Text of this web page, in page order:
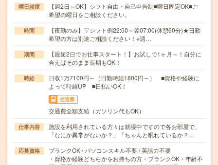
曜日頻度
【週2日～OK】シフト自由・自己申告制■曜日固定OK■ご
希望の曜日をご相談ください。
時間
【夜勤のみ】▽シフト例22:00～翌07:00(休憩60分)★日勤
希望の方は別途ご相談ください！※週…
期間
【最短2日でお仕事スタート！】お試しで1ヶ月～！自分に
合えばそのまま長期もOK！
時給
日収1万7100円～（日勤時給1800円～） ■資格や経験に
よって時給UP ■日払いOK！
交通費
交通費全額支給（ガソリン代もOK）
仕事内容
施設を利用されている方々は就寝中ですので各お部屋で、
「なにか異常がないか？」「ちゃんと眠れているか？…
応募資格
ブランクOK / パソコンスキル不要 / 英語力不要
・資格か経験どちらかをお持ちの方・ブランクOK・年齢不